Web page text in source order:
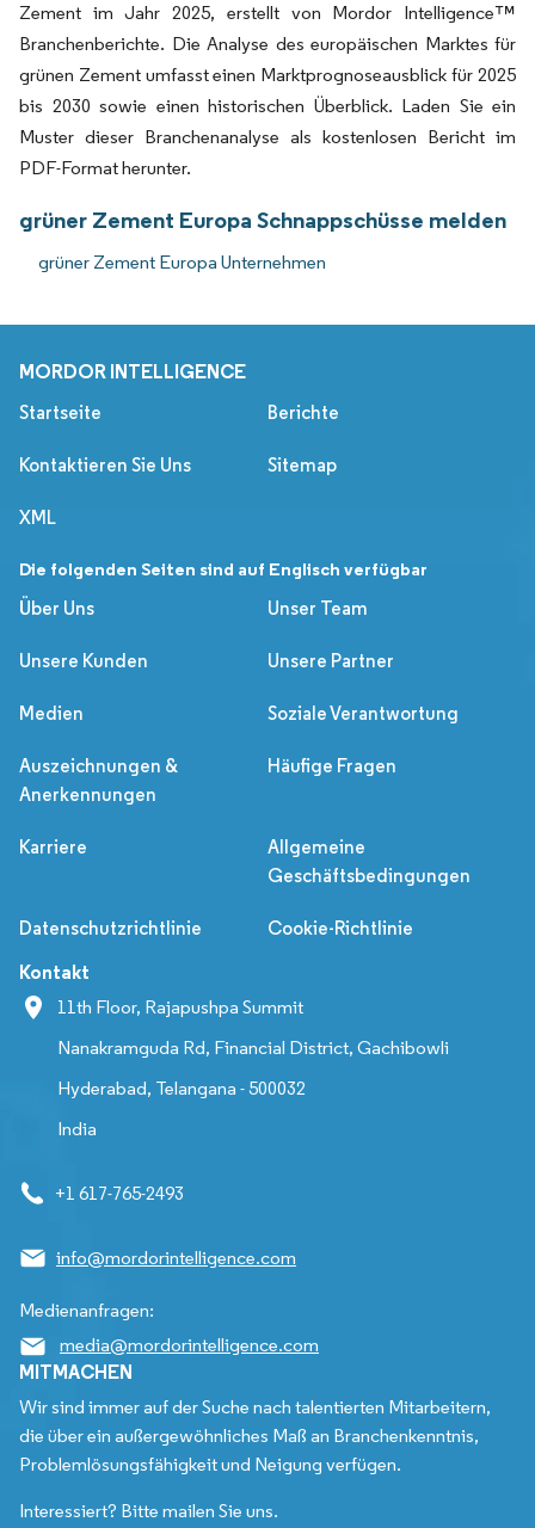
Zement im Jahr 2025, erstellt von Mordor Intelligence™
Branchenberichte. Die Analyse des europäischen Marktes für
grünen Zement umfasst einen Marktprognoseausblick für 2025
bis 2030 sowie einen historischen Überblick. Laden Sie ein
Muster dieser Branchenanalyse als kostenlosen Bericht im
PDF-Format herunter.
grüner Zement Europa Schnappschüsse melden
grüner Zement Europa Unternehmen
MORDOR INTELLIGENCE
Startseite Berichte
Kontaktieren Sie Uns Sitemap
XML
Die folgenden Seiten sind auf Englisch verfügbar
Über Uns
Unser Team
Unsere Kunden Unsere Partner
Medien Soziale Verantwortung
Auszeichnungen &
Anerkennungen
Häufige Fragen
Karriere
Allgemeine
Geschäftsbedingungen
Datenschutzrichtlinie Cookie-Richtlinie
Kontakt
11th Floor, Rajapushpa Summit
Nanakramguda Rd, Financial District, Gachibowli
Hyderabad, Telangana - 500032
India
+1 617-765-2493
info@mordorintelligence.com
Medienanfragen:
media@mordorintelligence.com
MITMACHEN
Wir sind immer auf der Suche nach talentierten Mitarbeitern,
die über ein außergewöhnliches Maß an Branchenkenntnis,
Problemlösungsfähigkeit und Neigung verfügen.
Interessiert? Bitte mailen Sie uns.